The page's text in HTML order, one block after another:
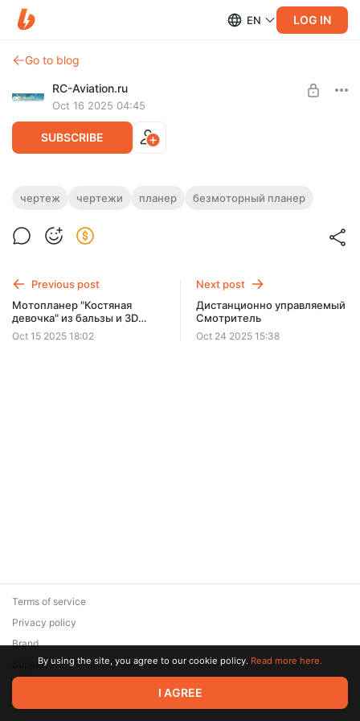
EN LOG IN
Go to blog
RC-Aviation.ru
Oct 16 2025 04:45
SUBSCRIBE
Чертежи планера SG-38 AUS GERMAN.
Чертежи планера для полетов. Собирается из деревянных
$4.5 $3.9 per month -15%
Billed every 12 months.
чертеж чертежи планер безмоторный планер
Previous post
Мотопланер "Костяная
девочка" из бальзы и 3D
печати
Oct 15 2025 18:02
Next post
Дистанционно управляемый
Смотритель
Oct 24 2025 15:38
© 2026 Zaya Solutions Limited. All rights reserved. All trademarks
are the property of their respective owners.
Terms of service
Privacy policy
Brand
SupportBy using the site, you agree to our cookie policy. Read more here.
I AGREE